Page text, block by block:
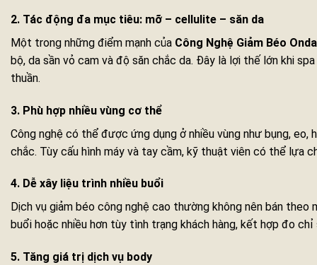
2. Tác động đa mục tiêu: mỡ – cellulite – săn da
Một trong những điểm mạnh của Công Nghệ Giảm Béo
bộ, da sần vỏ cam và độ săn chắc da. Đây là lợi thế lớn khi
thuần.
3. Phù hợp nhiều vùng cơ thể
Công nghệ có thể được ứng dụng ở nhiều vùng như bụng, eo,
chắc. Tùy cấu hình máy và tay cầm, kỹ thuật viên có thể lựa
4. Dễ xây liệu trình nhiều buổi
Dịch vụ giảm béo công nghệ cao thường không nên bán
buổi hoặc nhiều hơn tùy tình trạng khách hàng, kết hợp đo
5. Tăng giá trị dịch vụ body